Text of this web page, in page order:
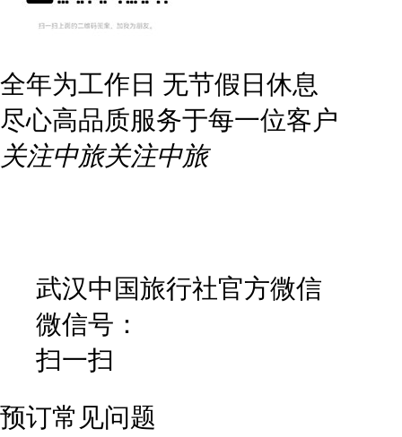
全年为工作日 无节假日休息
尽心高品质服务于每一位客户
关注中旅关注中旅
武汉中国旅行社官方微信
微信号：
扫一扫
预订常见问题